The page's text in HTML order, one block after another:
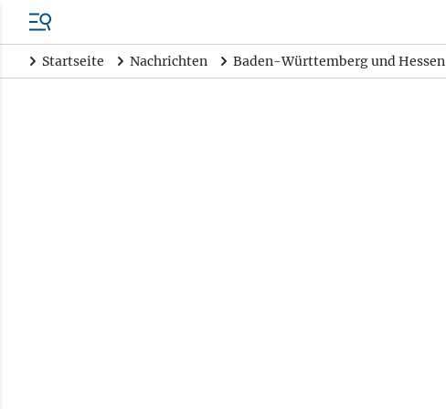
Startseite Nachrichten Baden-Württemberg und Hessen